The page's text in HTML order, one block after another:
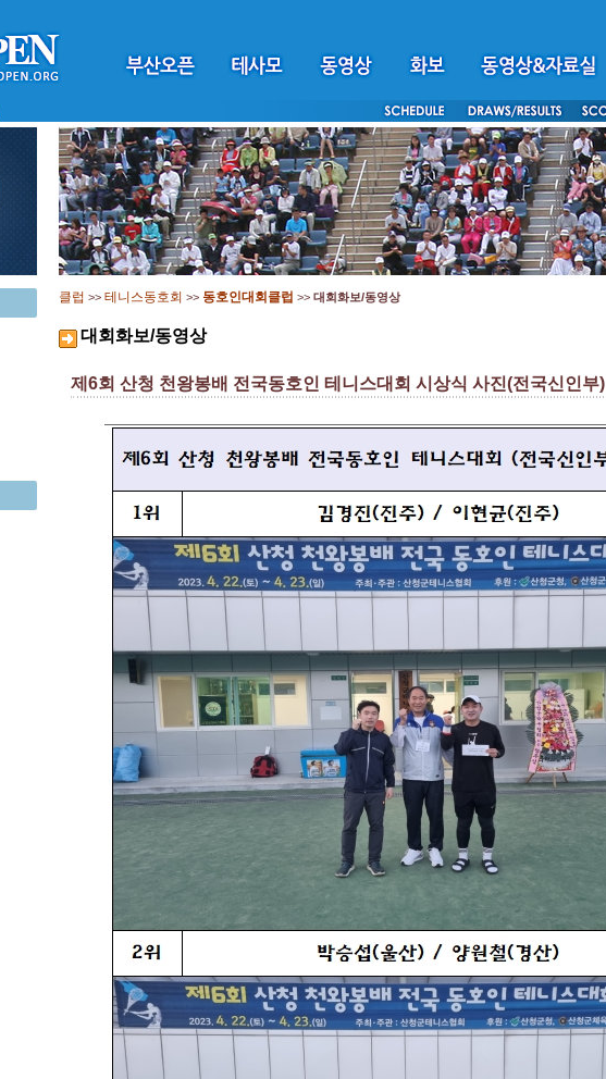
클럽 >> 테니스동호회 >> 동호인대회클럽 >> 대회화보/동영상
대회화보/동영상
제6회 산청 천왕봉배 전국동호인 테니스대회 시상식 사진(전국신인부)